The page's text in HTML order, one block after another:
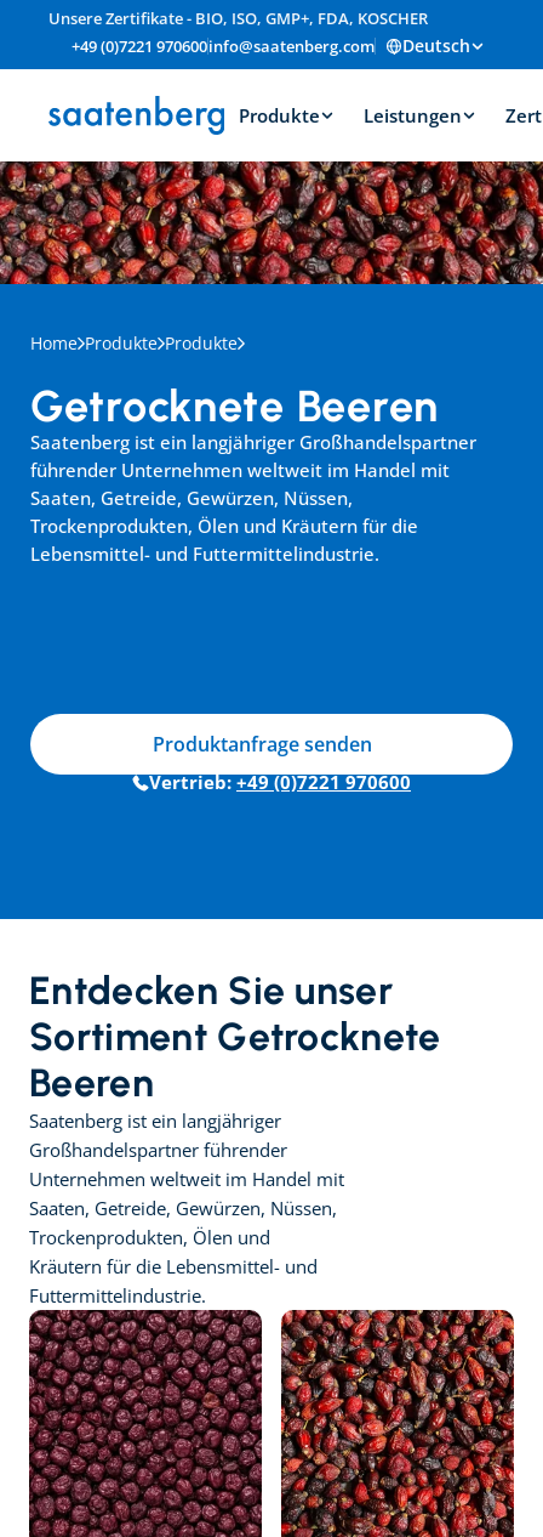
Unsere Zertifikate - BIO, ISO, GMP+, FDA, KOSCHER
+49 (0)7221 970600info@saatenberg.com Deutsch
Produkte Leistungen
Home Produkte Produkte
Saatenberg ist ein langjähriger Großhandelspartner
führender Unternehmen weltweit im Handel mit
Saaten, Getreide, Gewürzen, Nüssen,
Trockenprodukten, Ölen und Kräutern für die
Lebensmittel- und Futtermittelindustrie.
Getrocknete Beeren
Vertrieb: +49 (0)7221 970600
Produktanfrage senden
Entdecken Sie unser
Sortiment Getrocknete
Beeren
Saatenberg ist ein langjähriger
Großhandelspartner führender
Unternehmen weltweit im Handel mit
Saaten, Getreide, Gewürzen, Nüssen,
Trockenprodukten, Ölen und
Kräutern für die Lebensmittel- und
Futtermittelindustrie.